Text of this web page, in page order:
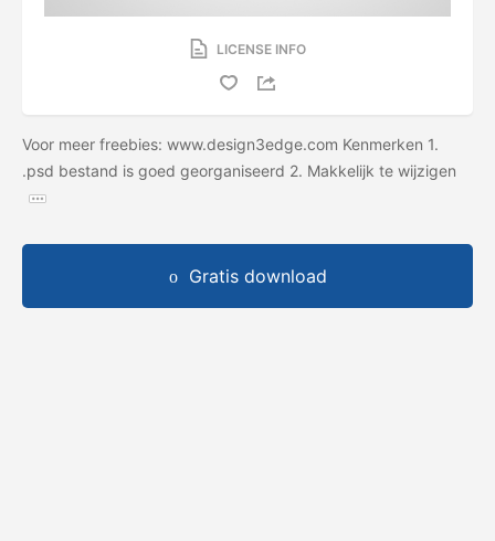
LICENSE INFO
Voor meer freebies: www.design3edge.com Kenmerken 1.
.psd bestand is goed georganiseerd 2. Makkelijk te wijzigen
Gratis download